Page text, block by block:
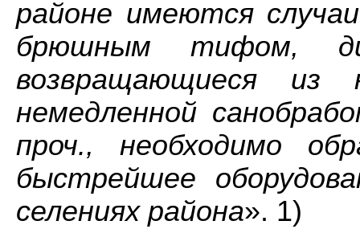
районе имеются
брюшным тифом,
возвращающиеся из
немедленной
проч., необходимо
быстрейшее
селениях района». 1)